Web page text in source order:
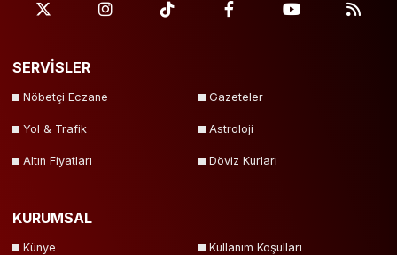
SERVİSLER
Nöbetçi Eczane Gazeteler
Yol & Trafik Astroloji
Altın Fiyatları Döviz Kurları
KURUMSAL
Künye Kullanım Koşulları